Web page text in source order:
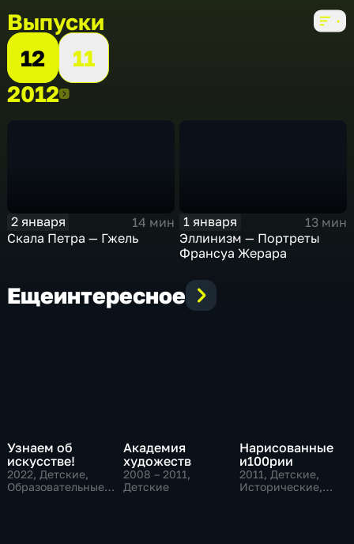
Выпуски
12
11
20122012
2 января
14 мин
Скала Петра — Гжель
1 января
13 мин
Эллинизм — Портреты
Франсуа Жерара
Ещеинтересное
Узнаем об
искусстве!
2022, Детские,
Образовательные,
Академия
художеств
2008 – 2011,
Детские
Нарисованные
и100рии
2011, Детские,
Исторические,